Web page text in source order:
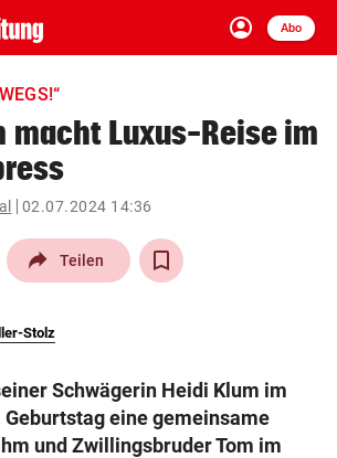
account_circle
Anmelden
Abo
close Schließen
arrow_right
macht Luxus-Reise im
02.07.2024 14:36
Teilen
Stolz
Schwägerin Heidi Klum im
eine gemeinsame
und Zwillingsbruder Tom im